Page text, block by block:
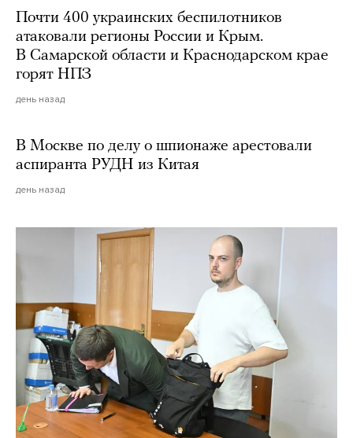
Почти 400 украинских беспилотников
атаковали регионы России и Крым.
В Самарской области и Краснодарском крае
горят НПЗ
день назад
В Москве по делу о шпионаже арестовали
аспиранта РУДН из Китая
день назад